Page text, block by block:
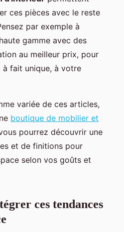
ces pièces avec le reste
par exemple à
gamme avec des
au meilleur prix, pour
fait unique, à votre
variée de ces articles,
boutique de mobilier et
pourrez découvrir une
et de finitions pour
selon vos goûts et
ces tendances